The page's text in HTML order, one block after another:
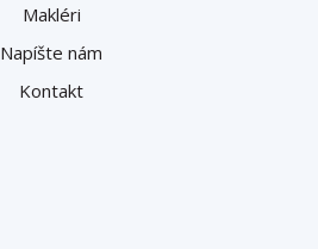
Makléri
Napíšte nám
Kontakt